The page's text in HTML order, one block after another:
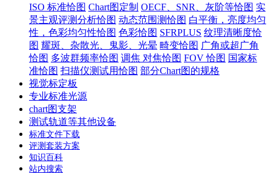
ISO 标准恰图 Chart图定制 OECF、SNR、灰阶等恰图 实
景主观评测分析恰图 动态范围测恰图 白平衡，亮度均匀
性，色彩均匀性恰图 色彩恰图 SFRPLUS 纹理清晰度恰
图 耀斑、杂散光、鬼影、光晕 畸变恰图 广角或超广角
恰图 多波群频率恰图 调焦 对焦恰图 FOV 恰图 国家标
准恰图 扫描仪测试用恰图 部分Chart图的规格
视觉标定板
专业标准光源
chart图支架
测试轨道等其他设备
标准文件下载
评测套装方案
知识百科
站内搜索